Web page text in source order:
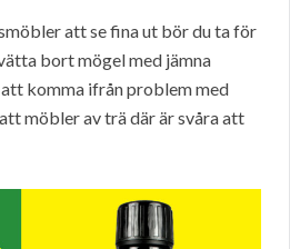
att se fina ut bör du ta för
bort mögel med jämna
komma ifrån problem med
möbler av trä där är svåra att